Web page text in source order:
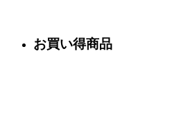
お買い得商品